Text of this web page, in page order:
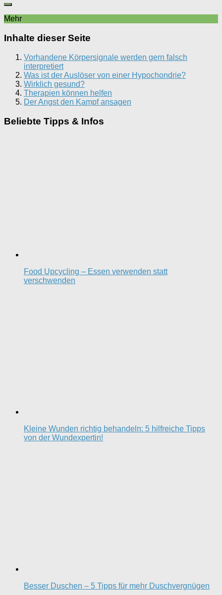
Mehr
Inhalte dieser Seite
Vorhandene Körpersignale werden gern falsch
interpretiert
Was ist der Auslöser von einer Hypochondrie?
Wirklich gesund?
Therapien können helfen
Der Angst den Kampf ansagen
Beliebte Tipps & Infos
Food Upcycling – Essen verwenden statt
verschwenden
Kleine Wunden richtig behandeln: 5 hilfreiche Tipps
von der Wundexpertin!
Besser Duschen – 5 Tipps für mehr Duschvergnügen